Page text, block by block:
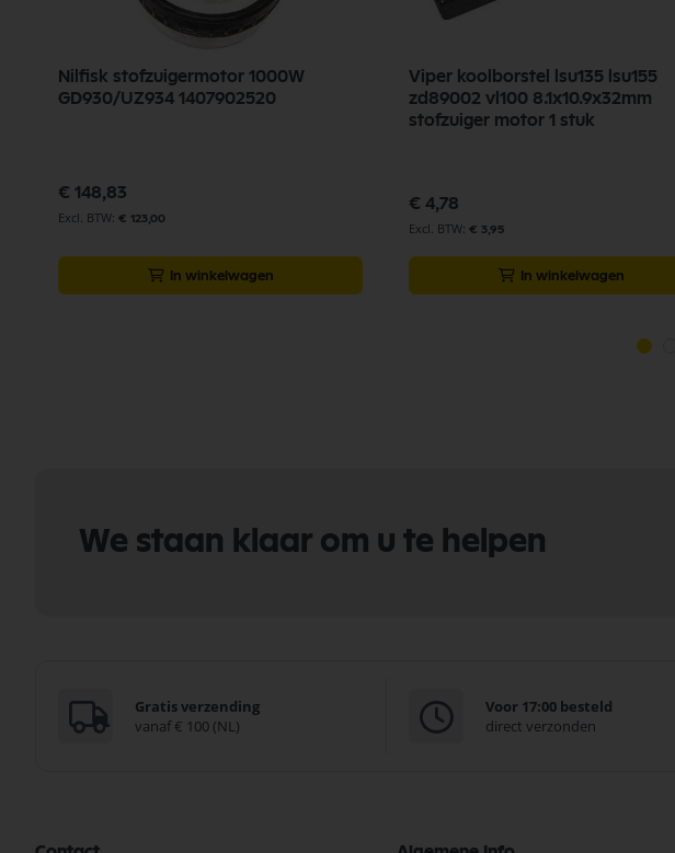
Nilfisk stofzuigermotor 1000W
GD930/UZ934 1407902520
€ 148,83
€ 123,00
In winkelwagen
Viper koolborstel lsu135 lsu155
zd89002 vl100 8.1x10.9x32mm
stofzuiger motor 1 stuk
€ 4,78
€ 3,95
In winkelwagen
We staan klaar om u te helpen
Gratis verzending
vanaf € 100 (NL)
Voor 17:00 besteld
direct verzonden